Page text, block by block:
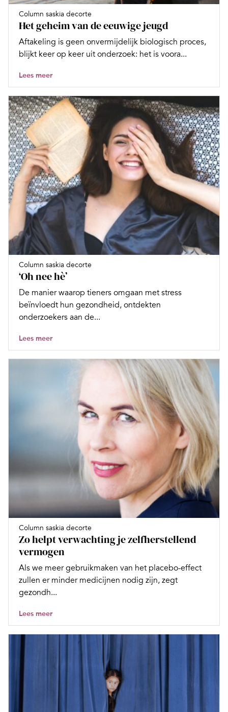
Column saskia decorte
Het geheim van de eeuwige jeugd
Aftakeling is geen onvermijdelijk biologisch proces,
blijkt keer op keer uit onderzoek: het is voora...
Lees meer
Column saskia decorte
‘Oh nee hè’
De manier waarop tieners omgaan met stress
beïnvloedt hun gezondheid, ontdekten
onderzoekers aan de...
Lees meer
Column saskia decorte
Zo helpt verwachting je zelfherstellend
vermogen
Als we meer gebruikmaken van het placebo-effect
zullen er minder medicijnen nodig zijn, zegt
gezondh...
Lees meer